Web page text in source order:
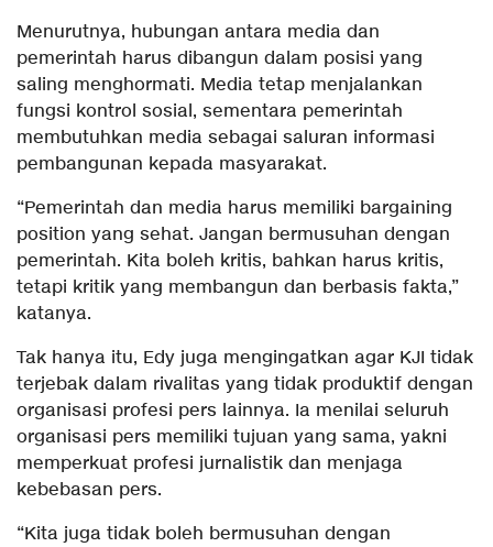
Menurutnya, hubungan antara media dan
pemerintah harus dibangun dalam posisi yang
saling menghormati. Media tetap menjalankan
fungsi kontrol sosial, sementara pemerintah
membutuhkan media sebagai saluran informasi
pembangunan kepada masyarakat.
“Pemerintah dan media harus memiliki bargaining
position yang sehat. Jangan bermusuhan dengan
pemerintah. Kita boleh kritis, bahkan harus kritis,
tetapi kritik yang membangun dan berbasis fakta,”
katanya.
Tak hanya itu, Edy juga mengingatkan agar KJI tidak
terjebak dalam rivalitas yang tidak produktif dengan
organisasi profesi pers lainnya. Ia menilai seluruh
organisasi pers memiliki tujuan yang sama, yakni
memperkuat profesi jurnalistik dan menjaga
kebebasan pers.
“Kita juga tidak boleh bermusuhan dengan